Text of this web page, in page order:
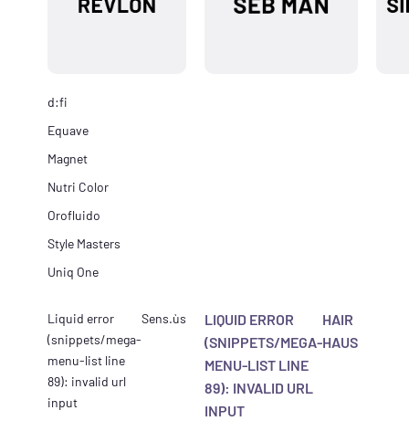
d:fi
Equave
Magnet
Nutri Color
Orofluido
Style Masters
Uniq One
Liquid error
(snippets/mega-
menu-list line
89): invalid url
input
Sens.ùs
LIQUID ERROR
(SNIPPETS/MEGA-
MENU-LIST LINE
89): INVALID URL
INPUT
HAIR
HAUS